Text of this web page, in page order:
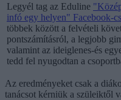
Legyél tag az Eduline "
infó egy helyen" Facebook-
többek között a felvételi
pontszámításról, a legjobb
valamint az ideiglenes-és
tedd fel nyugodtan a
Az eredményeket csak a
tanácsot kérniük a szüleiktől